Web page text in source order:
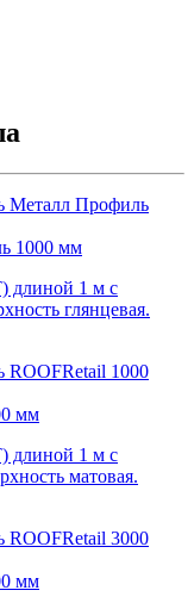
1000 мм
длиной 1 м с
глянцевая.
мм
длиной 1 м с
матовая.
мм